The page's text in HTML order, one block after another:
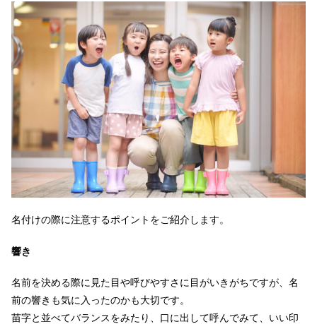
名付けの際に注意するポイントをご紹介します。
響き
名前を決める際に見た目や呼びやすさに目がいきがちですが、名
前の響きも気に入ったのかも大切です。
苗字と並べてバランスをみたり、口に出して呼んでみて、いい印